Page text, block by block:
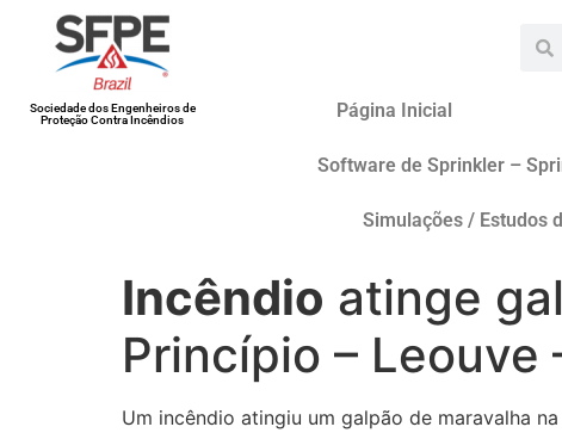
Sociedade dos Engenheiros de
Proteção Contra Incêndios
Página Inicial
Software de Sprinkler –
Simulações / Estudos
Incêndio atinge
Princípio – Leouve
Um incêndio atingiu um galpão de maravalha